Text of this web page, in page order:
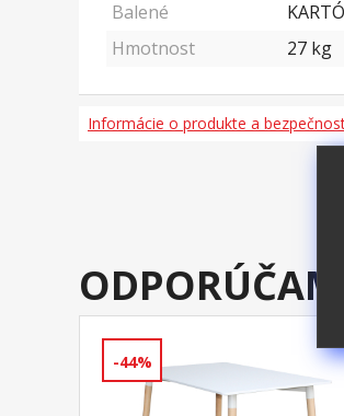
Balené
Hmotnost
27 kg
Informácie o produkte a
-44%